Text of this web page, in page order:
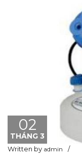
02
THÁNG 3
Written by admin